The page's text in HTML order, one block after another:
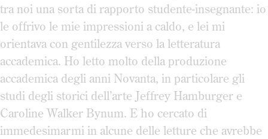
tra noi una sorta di rapporto studente-insegnante: io
le offrivo le mie impressioni a caldo, e lei mi
orientava con gentilezza verso la letteratura
accademica. Ho letto molto della produzione
accademica degli anni Novanta, in particolare gli
studi degli storici dell’arte Jeffrey Hamburger e
Caroline Walker Bynum. E ho cercato di
immedesimarmi in alcune delle letture che avrebbe